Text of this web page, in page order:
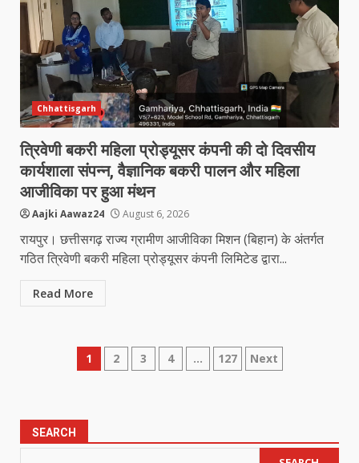
Chhattisgarh
त्रिवेणी बकरी महिला प्रोड्यूसर कंपनी की दो दिवसीय
कार्यशाला संपन्न, वैज्ञानिक बकरी पालन और महिला
आजीविका पर हुआ मंथन
Aajki Aawaz24 August 6, 2026
रायपुर। छत्तीसगढ़ राज्य ग्रामीण आजीविका मिशन (बिहान) के अंतर्गत
गठित त्रिवेणी बकरी महिला प्रोड्यूसर कंपनी लिमिटेड द्वारा...
Read More
Posts
1 2 3 4 … 127 Next
SEARCH